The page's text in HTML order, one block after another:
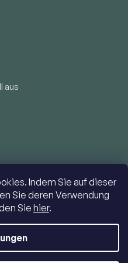
Indem Sie auf dieser
Sie deren Verwendung
Sie hier.
aus
Daten
. Alle Rechte vorbehalten.